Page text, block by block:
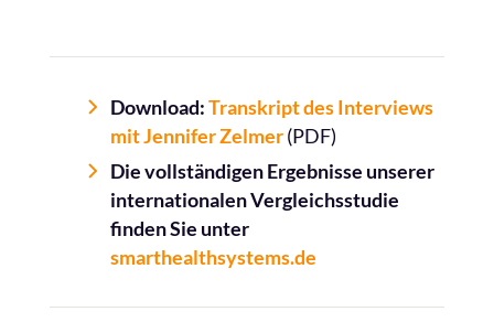
Download:Transkript des Interviews
mit Jennifer Zelmer(PDF)
Die vollständigen Ergebnisse unserer
internationalen Vergleichsstudie
finden Sie unter
smarthealthsystems.de